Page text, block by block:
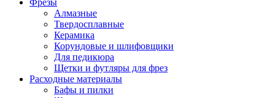
Фрезы
Алмазные
Твердосплавные
Керамика
Корундовые и шлифовщики
Для педикюра
Щетки и футляры для фрез
Расходные материалы
Бафы и пилки